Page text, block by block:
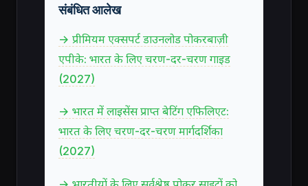
संबंधित आलेख
→ प्रीमियम एक्सपर्ट डाउनलोड पोकरबाज़ी
एपीके: भारत के लिए चरण-दर-चरण गाइड
(2027)
→ भारत में लाइसेंस प्राप्त बेटिंग एफिलिएट:
भारत के लिए चरण-दर-चरण मार्गदर्शिका
(2027)